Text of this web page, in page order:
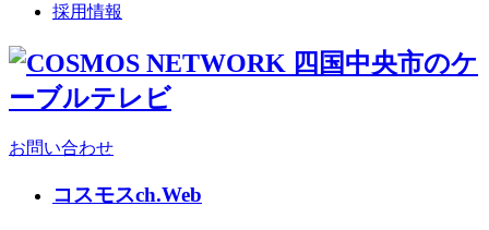
採用情報
お問い合わせ
コスモスch.Web